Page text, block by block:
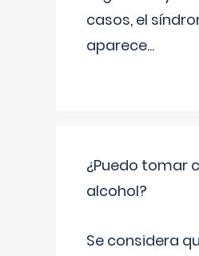
casos, el
aparece...
¿Puedo tomar
alcohol?
Se considera